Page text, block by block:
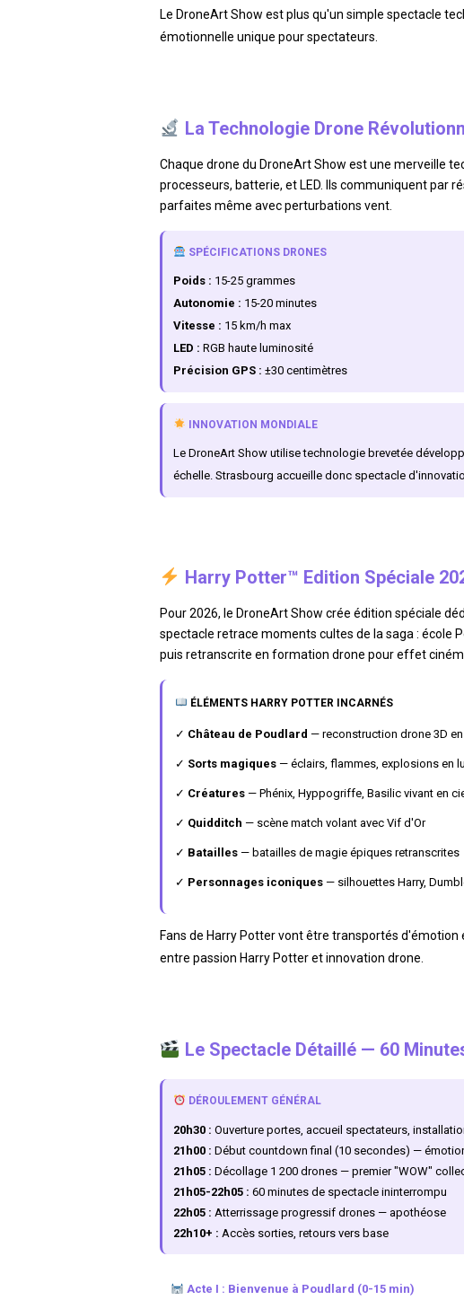
Le DroneArt Show est plus qu'un simple spectacle
émotionnelle unique pour spectateurs.
La Technologie Drone
Chaque drone du DroneArt Show est une merveille
processeurs, batterie, et LED. Ils communiquent par
parfaites même avec perturbations vent.
SPÉCIFICATIONS DRONES
Poids : 15-25 grammes
Autonomie : 15-20 minutes
Vitesse : 15 km/h max
LED : RGB haute luminosité
Précision GPS : ±30 centimètres
INNOVATION MONDIALE
Le DroneArt Show utilise technologie brevetée
échelle. Strasbourg accueille donc spectacle
Harry Potter™ Edition Spéciale
Pour 2026, le DroneArt Show crée édition spéciale
spectacle retrace moments cultes de la saga : école
puis retranscrite en formation drone pour effet
ÉLÉMENTS HARRY POTTER INCARNÉS
✓ Château de Poudlard — reconstruction drone 3D en
✓ Sorts magiques— éclairs, flammes, explosions en
✓ Créatures— Phénix, Hyppogriffe, Basilic vivant en
✓ Quidditch — scène match volant avec Vif d'Or
✓ Batailles— batailles de magie épiques retranscrites
✓ Personnages iconiques— silhouettes Harry,
Fans de Harry Potter vont être transportés
entre passion Harry Potter et innovation drone.
Le Spectacle Détaillé — 60
DÉROULEMENT GÉNÉRAL
20h30 : Ouverture portes, accueil spectateurs,
21h00 : Début countdown final (10 secondes) —
21h05 : Décollage 1 200 drones — premier "WOW"
21h05-22h05 : 60 minutes de spectacle ininterrompu
22h05 : Atterrissage progressif drones — apothéose
22h10+ : Accès sorties, retours vers base
Acte I : Bienvenue à Poudlard (0-15 min)